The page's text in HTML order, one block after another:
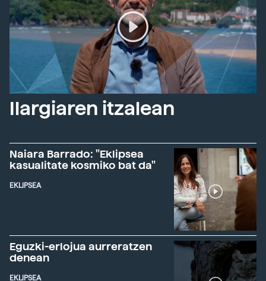
Ilargiaren itzalean
Naiara Barrado: "Eklipsea
kasualitate kosmiko bat da"
EKLIPSEA
Eguzki-erlojua aurreratzen
denean
EKLIPSEA